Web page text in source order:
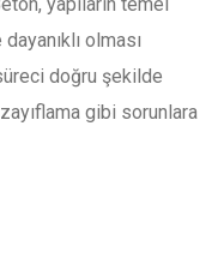
olması
doğru şekilde
gibi sorunlara